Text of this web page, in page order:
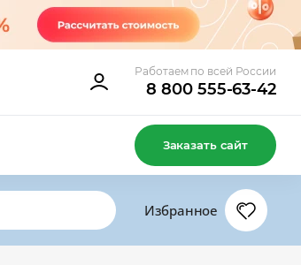
Работаем по всей России
8 800 555-63-42
Заказать сайт
Избранное